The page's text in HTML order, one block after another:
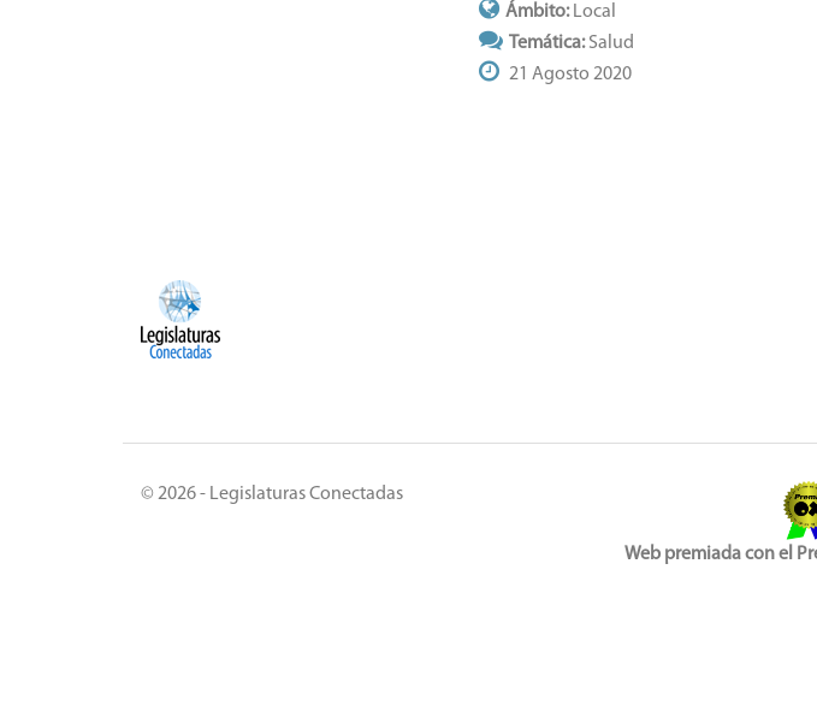
Ámbito: Local
Temática:Salud
21 Agosto 2020
© 2026 - Legislaturas Conectadas
Web premiada con el